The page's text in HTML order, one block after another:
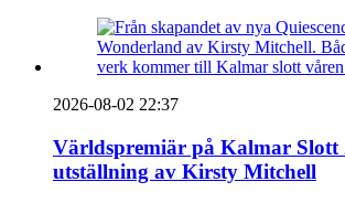
2026-08-02 22:37
Världspremiär på Kalmar Slott
utställning av Kirsty Mitchell